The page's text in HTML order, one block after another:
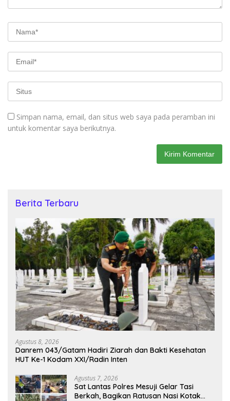
Simpan nama, email, dan situs web saya pada peramban ini
untuk komentar saya berikutnya.
Berita Terbaru
Agustus 8, 2026
Danrem 043/Gatam Hadiri Ziarah dan Bakti Kesehatan
HUT Ke-1 Kodam XXI/Radin Inten
Agustus 7, 2026
Sat Lantas Polres Mesuji Gelar Tasi
Berkah, Bagikan Ratusan Nasi Kotak